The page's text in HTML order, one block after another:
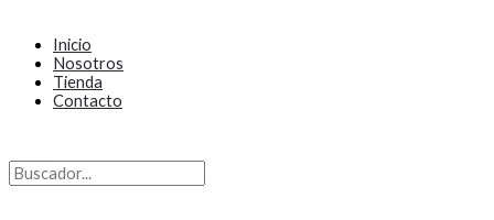
Inicio
Nosotros
Tienda
Contacto